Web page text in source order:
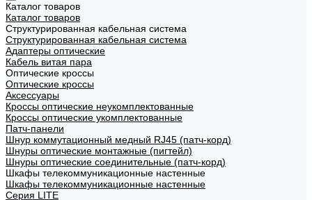
Каталог товаров
Каталог товаров
Структурированная кабельная система
Структурированная кабельная система
Адаптеры оптические
Кабель витая пара
Оптические кроссы
Оптические кроссы
Аксессуары
Кроссы оптические неукомплектованные
Кроссы оптические укомплектованные
Патч-панели
Шнур коммутационный медный RJ45 (патч-корд)
Шнуры оптические монтажные (пигтейл)
Шнуры оптические соединительные (патч-корд)
Шкафы телекоммуникационные настенные
Шкафы телекоммуникационные настенные
Cерия LITE